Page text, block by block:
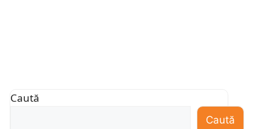
Caută
Caută